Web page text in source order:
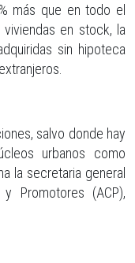
más que en todo el
en stock, la
sin hipoteca
salvo donde hay
urbanos como
la secretaria general
Promotores (ACP),